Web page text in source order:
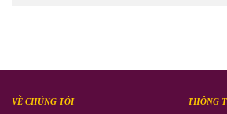
VỀ CHÚNG TÔI THÔNG